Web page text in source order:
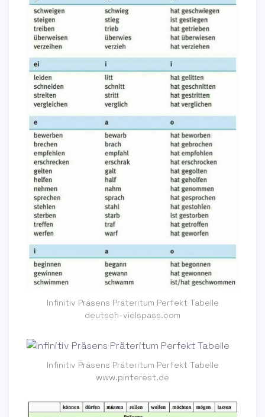
Infinitiv Präsens Präteritum Perfekt Tabelle
deutsch-vielspass.com
Infinitiv Präsens Präteritum Perfekt Tabelle
www.pinterest.de